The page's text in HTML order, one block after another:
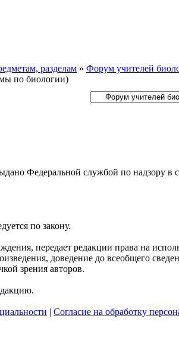
разделам » Форум учителей
по биологии)
Федеральной службой по надзору в
по закону.
передает редакции права на
доведение до всеобщего
зрения авторов.
| Согласие на обработку